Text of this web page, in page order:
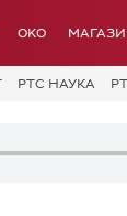
OKO
РТС НАУКА